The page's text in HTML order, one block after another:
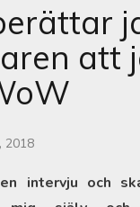
att
2018
intervju och